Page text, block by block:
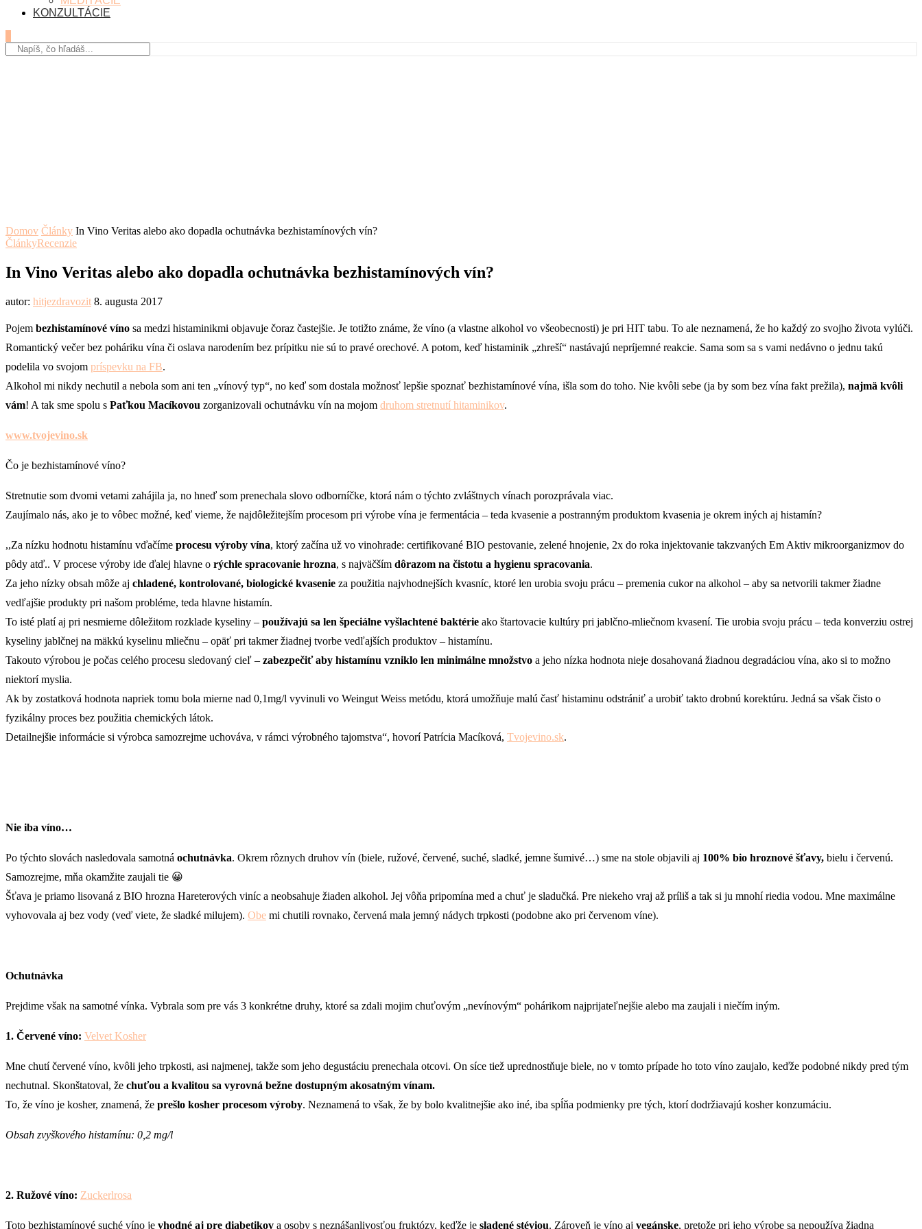
KONZULTÁCIE
Domov Články In Vino Veritas alebo ako dopadla ochutnávka bezhistamínových vín?
ČlánkyRecenzie
In Vino Veritas alebo ako dopadla ochutnávka bezhistamínových vín?
autor: hitjezdravozit 8. augusta 2017
Pojem bezhistamínové víno sa medzi histaminikmi objavuje čoraz častejšie. Je totižto známe, že víno (a vlastne alkohol vo všeobecnosti) je pri HIT tabu. To ale neznamená, že ho každý zo svojho života vylúči.
Romantický večer bez poháriku vína či oslava narodením bez prípitku nie sú to pravé orechové. A potom, keď histaminik „zhreší“ nastávajú nepríjemné reakcie. Sama som sa s vami nedávno o jednu takú
podelila vo svojom príspevku na FB.
Alkohol mi nikdy nechutil a nebola som ani ten „vínový typ“, no keď som dostala možnosť lepšie spoznať bezhistamínové vína, išla som do toho. Nie kvôli sebe (ja by som bez vína fakt prežila), najmä kvôli
vám! A tak sme spolu s Paťkou Macíkovou zorganizovali ochutnávku vín na mojom druhom stretnutí hitaminikov.
www.tvojevino.sk
Čo je bezhistamínové víno?
Stretnutie som dvomi vetami zahájila ja, no hneď som prenechala slovo odborníčke, ktorá nám o týchto zvláštnych vínach porozprávala viac.
Zaujímalo nás, ako je to vôbec možné, keď vieme, že najdôležitejším procesom pri výrobe vína je fermentácia – teda kvasenie a postranným produktom kvasenia je okrem iných aj histamín?
,,Za nízku hodnotu histamínu vďačíme procesu výroby vína, ktorý začína už vo vinohrade: certifikované BIO pestovanie, zelené hnojenie, 2x do roka injektovanie takzvaných Em Aktiv mikroorganizmov do
pôdy atď.. V procese výroby ide ďalej hlavne o rýchle spracovanie hrozna, s najväčším dôrazom na čistotu a hygienu spracovania.
Za jeho nízky obsah môže aj chladené, kontrolované, biologické kvasenie za použitia najvhodnejších kvasníc, ktoré len urobia svoju prácu – premenia cukor na alkohol – aby sa netvorili takmer žiadne
vedľajšie produkty pri našom probléme, teda hlavne histamín.
To isté platí aj pri nesmierne dôležitom rozklade kyseliny – používajú sa len špeciálne vyšlachtené baktérie ako štartovacie kultúry pri jablčno-mliečnom kvasení. Tie urobia svoju prácu – teda konverziu ostrej
kyseliny jablčnej na mäkkú kyselinu mliečnu – opäť pri takmer žiadnej tvorbe vedľajších produktov – histamínu.
Takouto výrobou je počas celého procesu sledovaný cieľ – zabezpečiť aby histamínu vzniklo len minimálne množstvo a jeho nízka hodnota nieje dosahovaná žiadnou degradáciou vína, ako si to možno
niektorí myslia.
Ak by zostatková hodnota napriek tomu bola mierne nad 0,1mg/l vyvinuli vo Weingut Weiss metódu, ktorá umožňuje malú časť histaminu odstrániť a urobiť takto drobnú korektúru. Jedná sa však čisto o
fyzikálny proces bez použitia chemických látok.
Detailnejšie informácie si výrobca samozrejme uchováva, v rámci výrobného tajomstva“, hovorí Patrícia Macíková, Tvojevino.sk.
Nie iba víno…
Po týchto slovách nasledovala samotná ochutnávka. Okrem rôznych druhov vín (biele, ružové, červené, suché, sladké, jemne šumivé…) sme na stole objavili aj 100% bio hroznové šťavy, bielu i červenú.
Samozrejme, mňa okamžite zaujali tie 😀
Šťava je priamo lisovaná z BIO hrozna Hareterových viníc a neobsahuje žiaden alkohol. Jej vôňa pripomína med a chuť je sladučká. Pre niekeho vraj až príliš a tak si ju mnohí riedia vodou. Mne maximálne
vyhovovala aj bez vody (veď viete, že sladké milujem). Obe mi chutili rovnako, červená mala jemný nádych trpkosti (podobne ako pri červenom víne).
Ochutnávka
Prejdime však na samotné vínka. Vybrala som pre vás 3 konkrétne druhy, ktoré sa zdali mojim chuťovým „nevínovým“ pohárikom najprijateľnejšie alebo ma zaujali i niečím iným.
1. Červené víno: Velvet Kosher
Mne chutí červené víno, kvôli jeho trpkosti, asi najmenej, takže som jeho degustáciu prenechala otcovi. On síce tiež uprednostňuje biele, no v tomto prípade ho toto víno zaujalo, keďže podobné nikdy pred tým
nechutnal. Skonštatoval, že chuťou a kvalitou sa vyrovná bežne dostupným akosatným vínam.
To, že víno je kosher, znamená, že prešlo kosher procesom výroby. Neznamená to však, že by bolo kvalitnejšie ako iné, iba spĺňa podmienky pre tých, ktorí dodržiavajú kosher konzumáciu.
Obsah zvyškového histamínu: 0,2 mg/l
2. Ružové víno: Zuckerlrosa
Toto bezhistamínové suché víno je vhodné aj pre diabetikov a osoby s neznášanlivosťou fruktózy, keďže je sladené stéviou. Zároveň je víno aj vegánske, pretože pri jeho výrobe sa nepoužíva žiadna